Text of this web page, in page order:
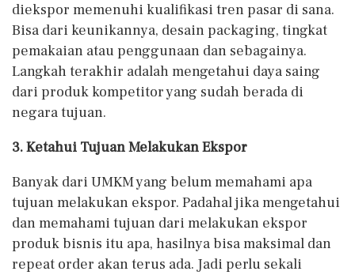
diekspor memenuhi kualifikasi tren pasar di sana.
Bisa dari keunikannya, desain packaging, tingkat
pemakaian atau penggunaan dan sebagainya.
Langkah terakhir adalah mengetahui daya saing
dari produk kompetitor yang sudah berada di
negara tujuan.
3. Ketahui Tujuan Melakukan Ekspor
Banyak dari UMKM yang belum memahami apa
tujuan melakukan ekspor. Padahal jika mengetahui
dan memahami tujuan dari melakukan ekspor
produk bisnis itu apa, hasilnya bisa maksimal dan
repeat order akan terus ada. Jadi perlu sekali